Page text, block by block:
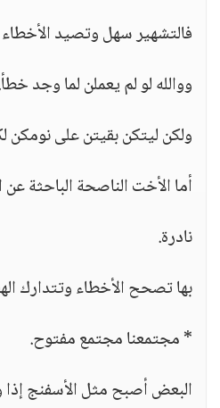
فالتشهير سهل وتصيد
ووالله لو لم يعملن لما وجد
ولكن ليتكن بقيتن على نومكن
أما الأخت الناصحة الباحثة عن
نادرة.
بها تصحح الأخطاء وتتدارك
* مجتمعنا مجتمع مفتوح.
البعض أصبح مثل الأسفنج